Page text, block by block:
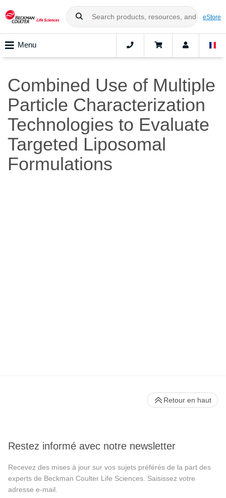
eStore
Menu
Combined Use of Multiple
Particle Characterization
Technologies to Evaluate
Targeted Liposomal
Formulations
Restez informé avec notre newsletter
Recevez des mises à jour sur vos sujets préférés de la part des
experts de Beckman Coulter Life Sciences. Saisissez votre
adresse e-mail.
Retour en haut